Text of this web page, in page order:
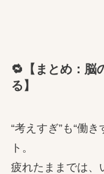
🔁【まとめ：脳
る】
“考えすぎ”も“働
ト。
疲れたままでは、